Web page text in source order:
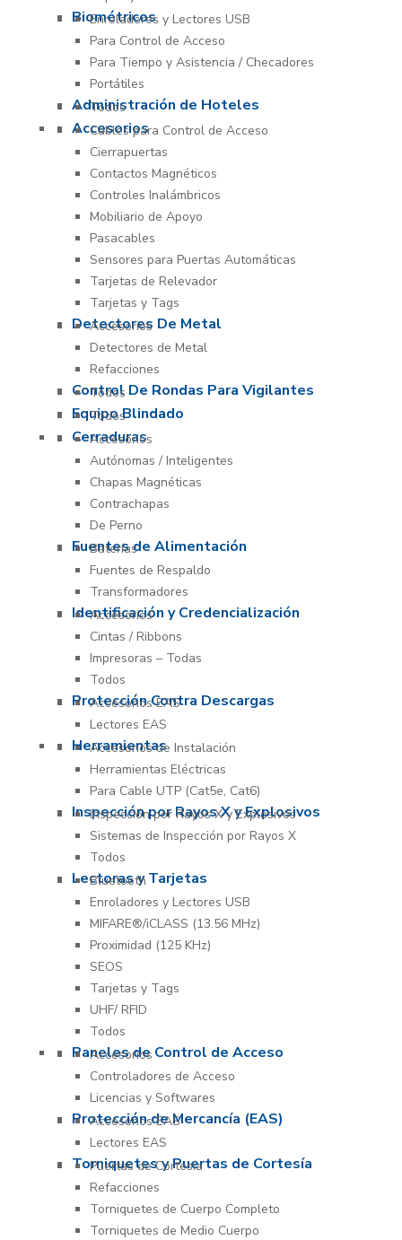
Biométricos
Enroladores y Lectores USB
Para Control de Acceso
Para Tiempo y Asistencia / Checadores
Portátiles
Administración de Hoteles
Todos
Accesorios
Cables para Control de Acceso
Cierrapuertas
Contactos Magnéticos
Controles Inalámbricos
Mobiliario de Apoyo
Pasacables
Sensores para Puertas Automáticas
Tarjetas de Relevador
Tarjetas y Tags
Detectores De Metal
Accesorios
Detectores de Metal
Refacciones
Control De Rondas Para Vigilantes
Todos
Equipo Blindado
Todos
Cerraduras
Accesorios
Autónomas / Inteligentes
Chapas Magnéticas
Contrachapas
De Perno
Fuentes de Alimentación
Baterías
Fuentes de Respaldo
Transformadores
Identificación y Credencialización
Accesorios
Cintas / Ribbons
Impresoras – Todas
Todos
Protección Contra Descargas
Accesorios EAS
Lectores EAS
Herramientas
Accesorios de Instalación
Herramientas Eléctricas
Para Cable UTP (Cat5e, Cat6)
Inspección por Rayos X y Explosivos
Inspección por Rayos X y Explosivos
Sistemas de Inspección por Rayos X
Todos
Lectoras y Tarjetas
Bluetooth
Enroladores y Lectores USB
MIFARE®/iCLASS (13.56 MHz)
Proximidad (125 KHz)
SEOS
Tarjetas y Tags
UHF/ RFID
Todos
Paneles de Control de Acceso
Accesorios
Controladores de Acceso
Licencias y Softwares
Protección de Mercancía (EAS)
Accesorios EAS
Lectores EAS
Torniquetes y Puertas de Cortesía
Puertas de Cortesía
Refacciones
Torniquetes de Cuerpo Completo
Torniquetes de Medio Cuerpo